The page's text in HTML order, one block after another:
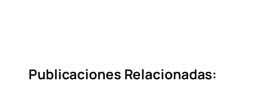
Publicaciones Relacionadas: